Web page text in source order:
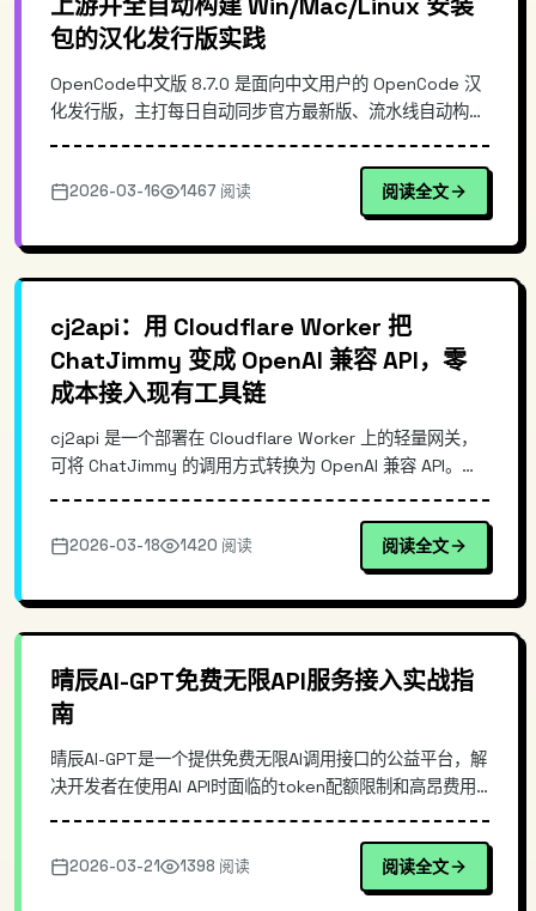
包的汉化发行版实践
OpenCode中文版 8.7.0 是面向中文用户的 OpenCode 汉
化发行版，主打每日自动同步官方最新版、流水线自动构建
用痛点切入，讲清上游同步、CI/CD 构建、跨平台打包与发
布的核心思路，并给出安装与使用示例，帮助你快速评估它
2026-03-16 1467 阅读 阅读全文
cj2api：用 Cloudflare Worker 把
ChatJimmy 变成 OpenAI 兼容 API，零
成本接入现有工具链
cj2api 是一个部署在 Cloudflare Worker 上的轻量网关，
可将 ChatJimmy 的调用方式转换为 OpenAI 兼容 API。它
证。通过统一的 /v1/chat/completions 接口，开发者可以
让现有的 OpenAI SDK、代理层与应用无缝切换到
2026-03-18 1420 阅读 阅读全文
晴辰AI-GPT免费无限API服务接入实战指
南
晴辰AI-GPT是一个提供免费无限AI调用接口的公益平台，解
决开发者在使用AI API时面临的token配额限制和高昂费用
码演示展示如何快速集成到项目中，适合需要低成本AI能力
的开发者参考。
2026-03-21 1398 阅读 阅读全文